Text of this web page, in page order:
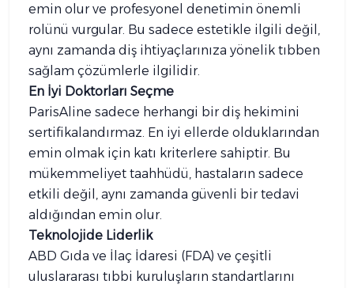
emin olur ve profesyonel denetimin önemli
rolünü vurgular. Bu sadece estetikle ilgili değil,
aynı zamanda diş ihtiyaçlarınıza yönelik tıbben
sağlam çözümlerle ilgilidir.
En İyi Doktorları Seçme
ParisAline sadece herhangi bir diş hekimini
sertifikalandırmaz. En iyi ellerde olduklarından
emin olmak için katı kriterlere sahiptir. Bu
mükemmeliyet taahhüdü, hastaların sadece
etkili değil, aynı zamanda güvenli bir tedavi
aldığından emin olur.
Teknolojide Liderlik
ABD Gıda ve İlaç İdaresi (FDA) ve çeşitli
uluslararası tıbbi kuruluşların standartlarını